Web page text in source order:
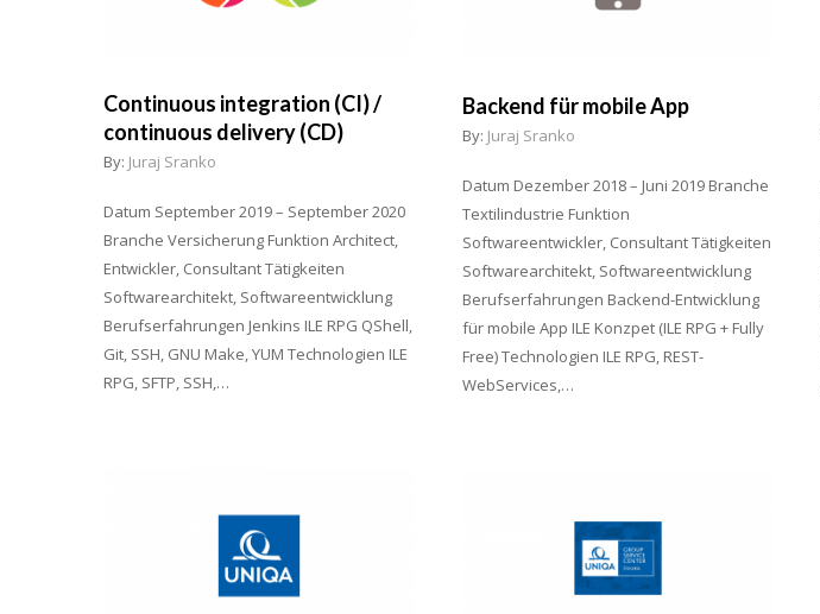
Continuous integration (CI) /
continuous delivery (CD)
By: Juraj Sranko
Datum September 2019 – September 2020
Branche Versicherung Funktion Architect,
Entwickler, Consultant Tätigkeiten
Softwarearchitekt, Softwareentwicklung
Berufserfahrungen Jenkins ILE RPG QShell,
Git, SSH, GNU Make, YUM Technologien ILE
RPG, SFTP, SSH,…
Backend für mobile App
By: Juraj Sranko
Datum Dezember 2018 – Juni 2019 Branche
Textilindustrie Funktion
Softwareentwickler, Consultant Tätigkeiten
Softwarearchitekt, Softwareentwicklung
Berufserfahrungen Backend-Entwicklung
für mobile App ILE Konzpet (ILE RPG + Fully
Free) Technologien ILE RPG, REST-
WebServices,…